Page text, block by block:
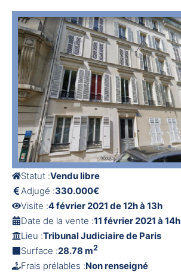
Statut :Vendu libre
Adjugé :330.000€
Visite :4 février 2021 de 12h à 13h
Date de la vente :11 février 2021 à 14h
Lieu :Tribunal Judiciaire de Paris
Surface :28.78 m2
Frais prélables :Non renseigné